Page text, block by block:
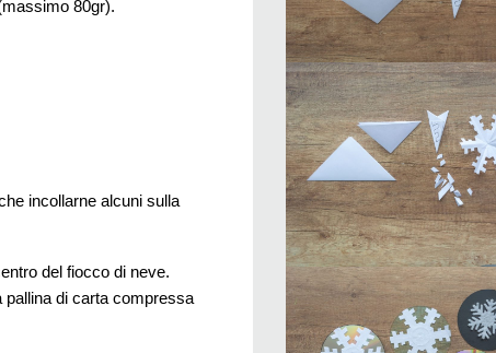
80gr).
incollarne alcuni sulla
del fiocco di neve.
pallina di carta compressa